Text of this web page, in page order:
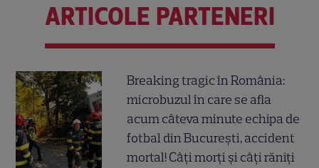
ARTICOLE PARTENERI
Breaking tragic în România:
microbuzul în care se afla
acum câteva minute echipa de
fotbal din București, accident
mortal! Câți morți și câți răniți